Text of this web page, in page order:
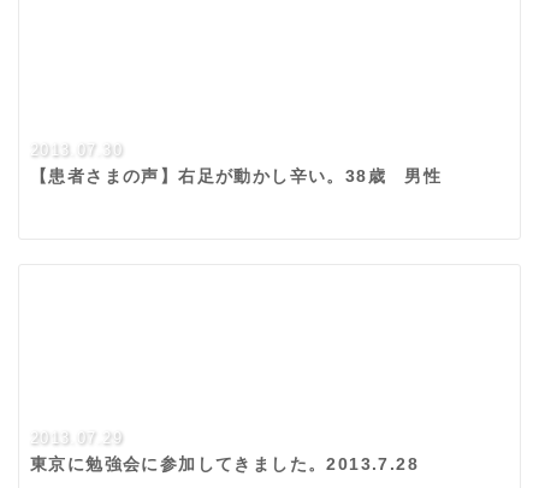
2013.07.30
【患者さまの声】右足が動かし辛い。38歳 男性
2013.07.29
東京に勉強会に参加してきました。2013.7.28